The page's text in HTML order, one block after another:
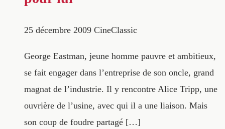
25 décembre 2009 CineClassic
George Eastman, jeune homme pauvre et ambitieux,
se fait engager dans l’entreprise de son oncle, grand
magnat de l’industrie. Il y rencontre Alice Tripp, une
ouvrière de l’usine, avec qui il a une liaison. Mais
son coup de foudre partagé […]